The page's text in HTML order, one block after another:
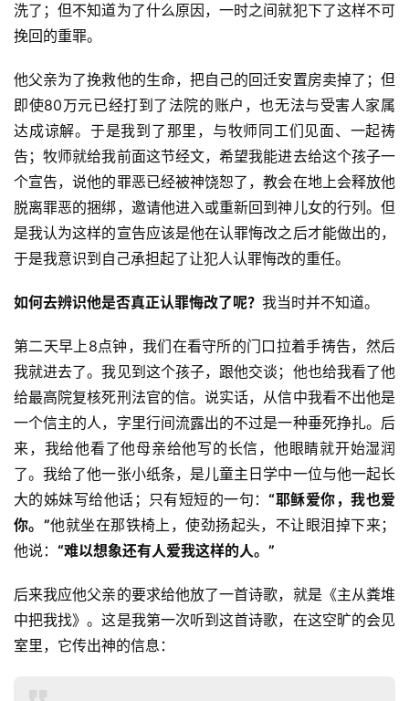
洗了；但不知道为了什么原因，一时之间就犯下了这样不可
挽回的重罪。
他父亲为了挽救他的生命，把自己的回迁安置房卖掉了；但
即使80万元已经打到了法院的账户，也无法与受害人家属
达成谅解。于是我到了那里，与牧师同工们见面、一起祷
告；牧师就给我前面这节经文，希望我能进去给这个孩子一
个宣告，说他的罪恶已经被神饶恕了，教会在地上会释放他
脱离罪恶的捆绑，邀请他进入或重新回到神儿女的行列。但
是我认为这样的宣告应该是他在认罪悔改之后才能做出的，
于是我意识到自己承担起了让犯人认罪悔改的重任。
如何去辨识他是否真正认罪悔改了呢？ 我当时并不知道。
第二天早上8点钟，我们在看守所的门口拉着手祷告，然后
我就进去了。我见到这个孩子，跟他交谈；他也给我看了他
给最高院复核死刑法官的信。说实话，从信中我看不出他是
一个信主的人，字里行间流露出的不过是一种垂死挣扎。后
来，我给他看了他母亲给他写的长信，他眼睛就开始湿润
了。我给了他一张小纸条，是儿童主日学中一位与他一起长
大的姊妹写给他话；只有短短的一句：“耶稣爱你，我也爱
你。”他就坐在那铁椅上，使劲扬起头，不让眼泪掉下来；
他说： “难以想象还有人爱我这样的人。”
后来我应他父亲的要求给他放了一首诗歌，就是《主从粪堆
中把我找》。这是我第一次听到这首诗歌，在这空旷的会见
室里，它传出神的信息：